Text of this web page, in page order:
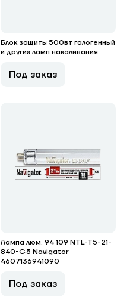
Блок защиты 500вт галогенный
и других ламп накаливания
Под заказ
Лампа люм. 94 109 NTL-T5-21-
840-G5 Navigator
4607136941090
Под заказ